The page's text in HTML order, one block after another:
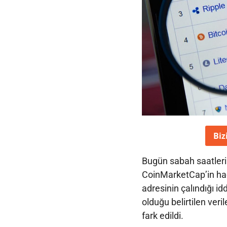
Bugün sabah
CoinMarketCap’in
adresinin çalındığı
olduğu belirtilen
fark edildi.